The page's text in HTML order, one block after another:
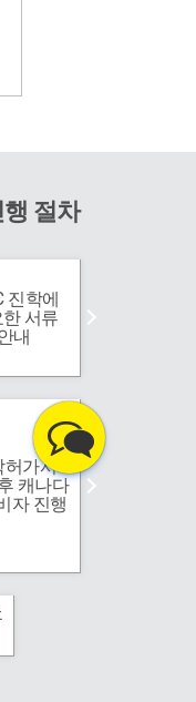
절차
진학에
서류
내
허가서
캐나다
자 진행